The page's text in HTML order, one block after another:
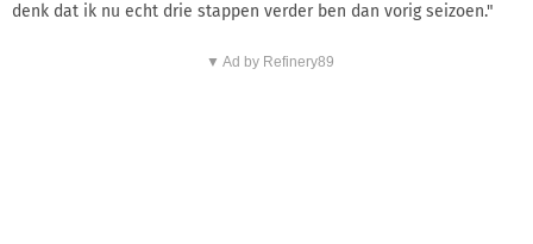
denk dat ik nu echt drie stappen verder ben dan vorig seizoen."
▼ Ad by Refinery89